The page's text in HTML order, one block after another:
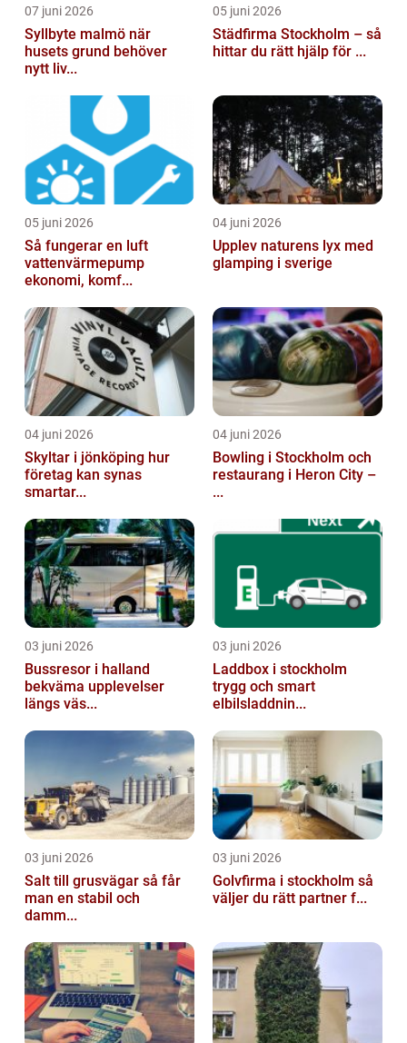
07 juni 2026
Syllbyte malmö när
husets grund behöver
nytt liv...
05 juni 2026
Städfirma Stockholm – så
hittar du rätt hjälp för ...
05 juni 2026
Så fungerar en luft
vattenvärmepump
ekonomi, komf...
04 juni 2026
Upplev naturens lyx med
glamping i sverige
04 juni 2026
Skyltar i jönköping hur
företag kan synas
smartar...
04 juni 2026
Bowling i Stockholm och
restaurang i Heron City –
...
03 juni 2026
Bussresor i halland
bekväma upplevelser
längs väs...
03 juni 2026
Laddbox i stockholm
trygg och smart
elbilsladdnin...
03 juni 2026
Salt till grusvägar så får
man en stabil och
damm...
03 juni 2026
Golvfirma i stockholm så
väljer du rätt partner f...